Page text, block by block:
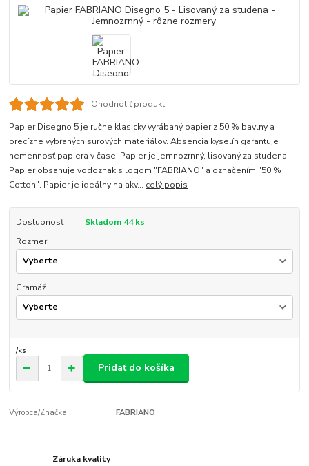
Ohodnotiť produkt
Papier Disegno 5 je ručne klasicky vyrábaný papier z 50 % bavlny a
precízne vybraných surových materiálov. Absencia kyselín garantuje
nemennosť papiera v čase. Papier je jemnozrnný, lisovaný za studena.
Papier obsahuje vodoznak s logom "FABRIANO" a označením "50 %
Cotton". Papier je ideálny na akv... celý popis
Dostupnosť
Skladom 44 ks
Rozmer
Gramáž
/ks
Pridať do košíka
Výrobca/Značka: FABRIANO
Záruka kvality